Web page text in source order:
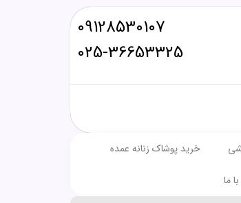
025-36653325
09128530107
خرید پوشاک زنانه عمده
ما